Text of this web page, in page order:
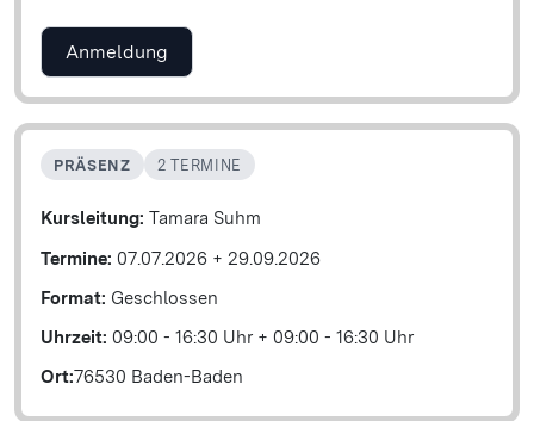
Anmeldung
PRÄSENZ 2 TERMINE
Kursleitung: Tamara Suhm
Termine: 07.07.2026 + 29.09.2026
Format: Geschlossen
Uhrzeit: 09:00 - 16:30 Uhr + 09:00 - 16:30 Uhr
Ort:76530 Baden-Baden